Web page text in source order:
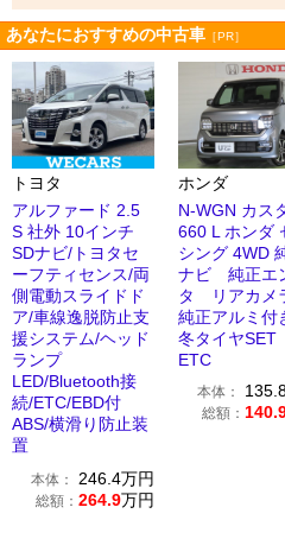
あなたにおすすめの中古車 ［PR］
トヨタ
アルファード 2.5
S 社外 10インチ
SDナビ/トヨタセ
ーフティセンス/両
側電動スライドド
ア/車線逸脱防止支
援システム/ヘッド
ランプ
LED/Bluetooth接
続/ETC/EBD付
ABS/横滑り防止装
置
本体： 246.4万円
総額： 264.9万円
ホンダ
N-WGN カス
660 L ホンダ
シング 4WD
ナビ 純正エ
タ リアカ
純正アルミ付
冬タイヤSET
ETC
本体：
総額：